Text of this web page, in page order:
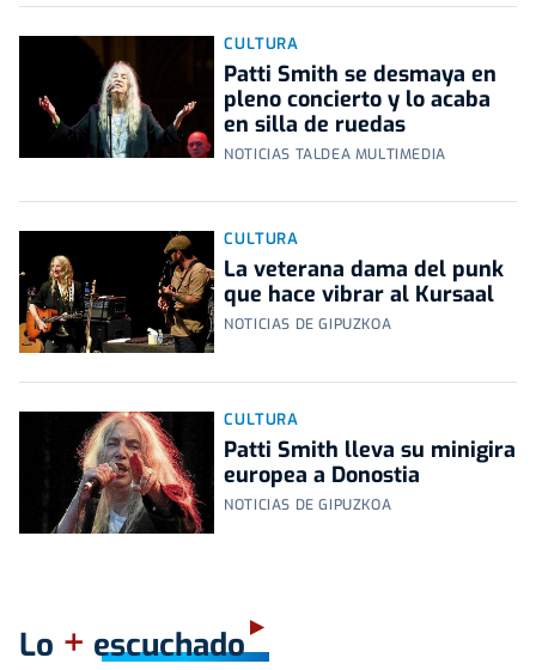
CULTURA
Patti Smith se desmaya en
pleno concierto y lo acaba
en silla de ruedas
NOTICIAS TALDEA MULTIMEDIA
CULTURA
La veterana dama del punk
que hace vibrar al Kursaal
NOTICIAS DE GIPUZKOA
CULTURA
Patti Smith lleva su minigira
europea a Donostia
NOTICIAS DE GIPUZKOA
Lo + escuchado